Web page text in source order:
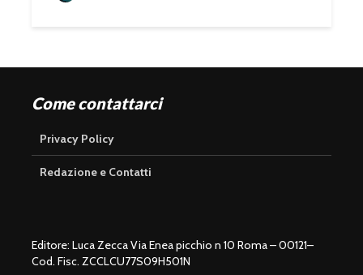
Come contattarci
Privacy Policy
Redazione e Contatti
Editore: Luca Zecca Via Enea picchio n 10 Roma – 00121–
Cod. Fisc. ZCCLCU77S09H501N